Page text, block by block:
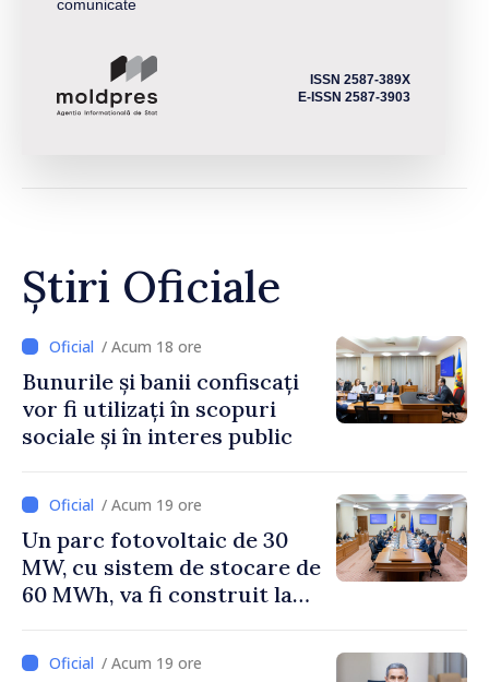
comunicate
ISSN 2587-389X
E-ISSN 2587-3903
Știri Oficiale
/ Acum 18 ore
Bunurile și banii confiscați
vor fi utilizați în scopuri
sociale și în interes public
/ Acum 19 ore
Un parc fotovoltaic de 30
MW, cu sistem de stocare de
60 MWh, va fi construit la
/ Acum 19 ore